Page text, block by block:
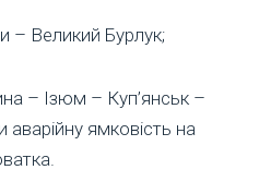
– Великий Бурлук;
– Ізюм – Куп’янськ –
аварійну ямковість на